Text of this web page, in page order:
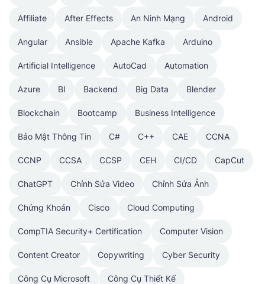
Affiliate After Effects An Ninh Mạng Android
Angular Ansible Apache Kafka Arduino
Artificial Intelligence AutoCad Automation
Azure BI Backend Big Data Blender
Blockchain Bootcamp Business Intelligence
Bảo Mật Thông Tin C# C++ CAE CCNA
CCNP CCSA CCSP CEH CI/CD CapCut
ChatGPT Chỉnh Sửa Video Chỉnh Sửa Ảnh
Chứng Khoán Cisco Cloud Computing
CompTIA Security+ Certification Computer Vision
Content Creator Copywriting Cyber Security
Công Cụ Microsoft Công Cụ Thiết Kế